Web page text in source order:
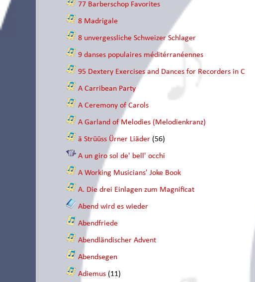
77 Barberschop Favorites
8 Madrigale
8 unvergessliche Schweizer Schlager
9 danses populaires méditérranéennes
95 Dextery Exercises and Dances for Recorders in C
A Carribean Party
A Ceremony of Carols
A Garland of Melodies (Melodienkranz)
ä Strüüss Ürner Liäder (56)
A un giro sol de' bell' occhi
A Working Musicians' Joke Book
A. Die drei Einlagen zum Magnificat
Abend wird es wieder
Abendfriede
Abendländischer Advent
Abendsegen
Adiemus (11)